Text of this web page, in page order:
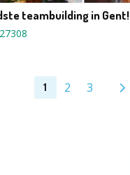
teambuilding in Gent!
27308
1 2 3